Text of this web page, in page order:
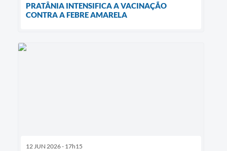
PRATÂNIA INTENSIFICA A VACINAÇÃO
CONTRA A FEBRE AMARELA
12 JUN 2026 - 17h15